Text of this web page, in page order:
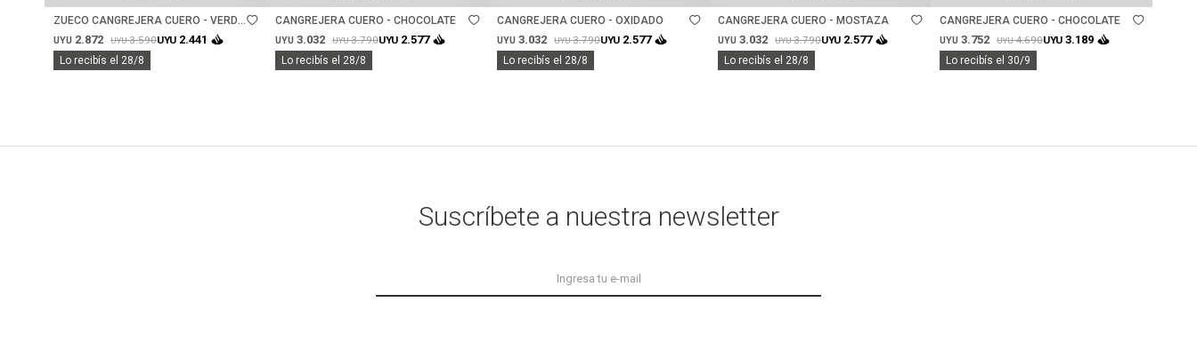
ZUECO CANGREJERA CUERO - VERDE
MUSGO
UYU 2.872 UYU3.590UYU 2.441
Lo recibís el 28/8
CANGREJERA CUERO - CHOCOLATE
UYU 3.032 UYU3.790UYU 2.577
Lo recibís el 28/8
CANGREJERA CUERO - OXIDADO
UYU 3.032 UYU3.790UYU 2.577
Lo recibís el 28/8
CANGREJERA CUERO - MOSTAZA
UYU 3.032 UYU3.790UYU 2.577
Lo recibís el 28/8
CANGREJERA CUERO - CHOCOLATE
UYU 3.752 UYU4.690UYU 3.189
Lo recibís el 30/9
Suscríbete a nuestra newsletter